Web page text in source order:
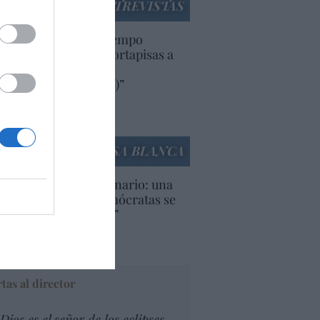
ENTREVISTAS
lleva mucho tiempo
aranceles y cortapisas a
y compañías
(y europeas)”
LA CASA BLANCA
Inquietante escenario: una
parte de los demócratas se
como “socialista”
al director